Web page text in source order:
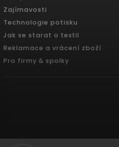
Zajímavosti
Technologie potisku
Jak se starat o textil
Reklamace a vrácení zboží
Pro firmy & spolky